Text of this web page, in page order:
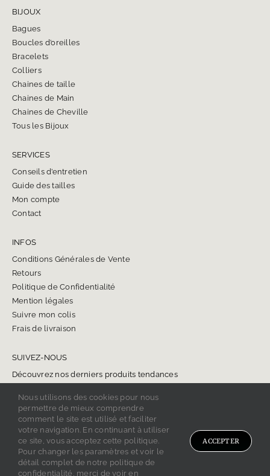
BIJOUX
Bagues
Boucles d’oreilles
Bracelets
Colliers
Chaines de taille
Chaines de Main
Chaines de Cheville
Tous les Bijoux
SERVICES
Conseils d’entretien
Guide des tailles
Mon compte
Contact
INFOS
Conditions Générales de Vente
Retours
Politique de Confidentialité
Mention légales
Suivre mon colis
Frais de livraison
SUIVEZ-NOUS
Découvrez nos derniers produits tendances
Copyright 2024 BIJOU ONYX.
Tous droits réservés.
Nous utilisons des cookies pour nous
permettre de mieux comprendre
comment le site est utilisé et faciliter
votre navigation. En continuant à utiliser
ce site, vous acceptez cette politique.
Pour changer les paramètres et voir le
détail complet de notre politique de
confidentialité, merci de voir en
ACCEPTER